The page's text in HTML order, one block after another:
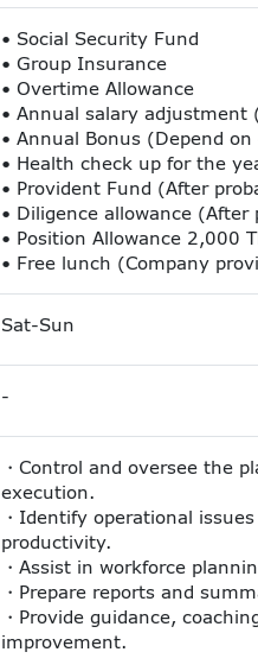
• Social Security Fund
• Group Insurance
• Overtime Allowance
• Annual salary adjustment
• Annual Bonus (Depend
• Health check up for the
• Provident Fund (After
• Diligence allowance
• Position Allowance 2,000
• Free lunch (Company
Sat-Sun
-
・Control and oversee the
execution.
・Identify operational
productivity.
・Assist in workforce
・Prepare reports and
・Provide guidance,
improvement.